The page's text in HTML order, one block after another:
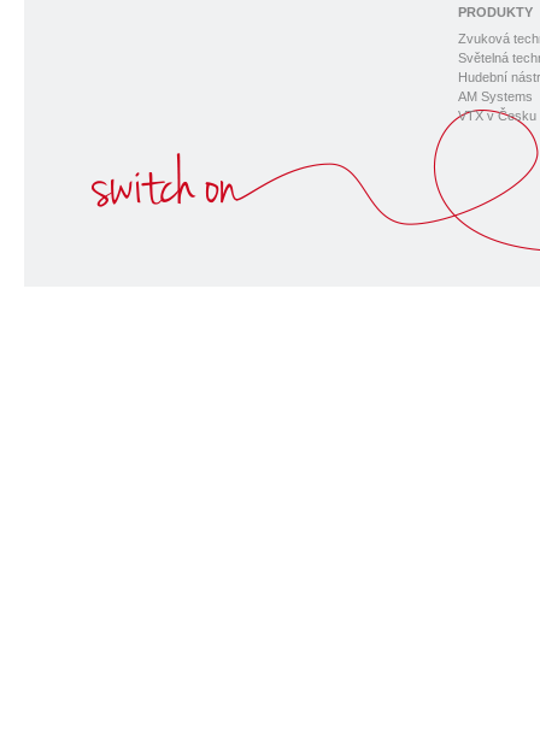
PRODUKTY
Zvuková
Světelná
Hudební
AM Systems
VTX v Česku